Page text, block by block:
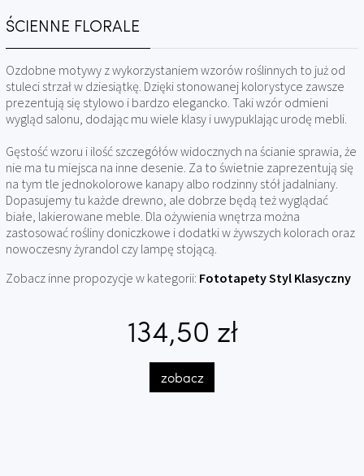
ŚCIENNE FLORALE
Ozdobne motywy z wykorzystaniem wzorów roślinnych to już od
stuleci strzał w dziesiątkę. Dzięki stonowanej kolorystyce zawsze
prezentują się stylowo i bardzo elegancko. Taki wzór odmieni
wygląd salonu, dodając mu wiele klasy i uwypuklając urodę mebli.
Gęstość wzoru i ilość szczegółów widocznych na ścianie sprawia, że
nie ma tu miejsca na inne desenie. Za to świetnie zaprezentują się
na tym tle jednokolorowe kanapy albo rodzinny stół jadalniany.
Dopasujemy tu każde drewno, ale dobrze będą też wyglądać
białe, lakierowane meble. Dla ożywienia wnętrza można
zastosować rośliny doniczkowe i dodatki w żywszych kolorach oraz
nowoczesny żyrandol czy lampę stojącą.
Zobacz inne propozycje w kategorii: Fototapety Styl Klasyczny
134,50 zł
zobacz